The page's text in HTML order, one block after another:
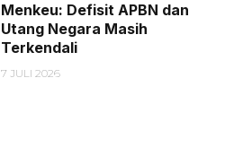
Menkeu: Defisit APBN dan
Utang Negara Masih
Terkendali
7 JULI 2026